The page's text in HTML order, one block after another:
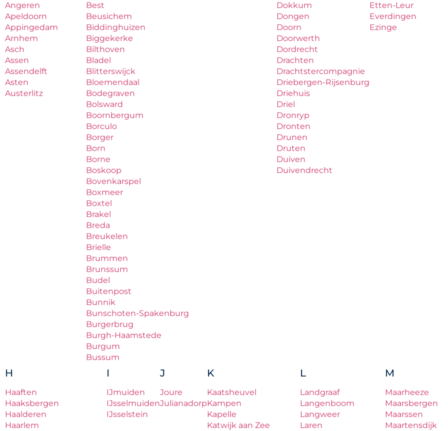
Angeren
Apeldoorn
Appingedam
Arnhem
Asch
Assen
Assendelft
Asten
Austerlitz
Best
Beusichem
Biddinghuizen
Biggekerke
Bilthoven
Bladel
Blitterswijck
Bloemendaal
Bodegraven
Bolsward
Boornbergum
Borculo
Borger
Born
Borne
Boskoop
Bovenkarspel
Boxmeer
Boxtel
Brakel
Breda
Breukelen
Brielle
Brummen
Brunssum
Budel
Buitenpost
Bunnik
Bunschoten-Spakenburg
Burgerbrug
Burgh-Haamstede
Burgum
Bussum
Dokkum
Dongen
Doorn
Doorwerth
Dordrecht
Drachten
Drachtstercompagnie
Driebergen-Rijsenburg
Driehuis
Driel
Dronryp
Dronten
Drunen
Druten
Duiven
Duivendrecht
Etten-Leur
Everdingen
Ezinge
H
Haaften
Haaksbergen
Haalderen
Haarlem
I
IJmuiden
IJsselmuiden
IJsselstein
J
Joure
Julianadorp
K
Kaatsheuvel
Kampen
Kapelle
Katwijk aan Zee
L
Landgraaf
Langenboom
Langweer
Laren
M
Maarheeze
Maarsbergen
Maarssen
Maartensdijk